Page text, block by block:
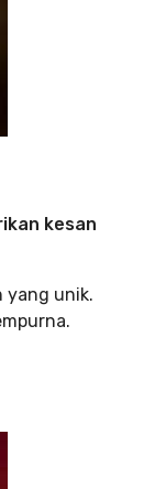
kesan
yang unik.